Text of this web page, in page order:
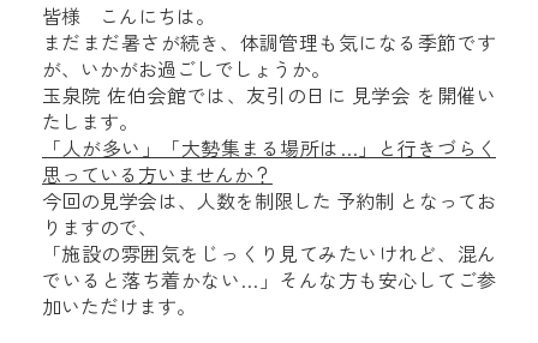
皆様 こんにちは。
まだまだ暑さが続き、体調管理も気になる季節です
が、いかがお過ごしでしょうか。
玉泉院 佐伯会館では、友引の日に 見学会 を開催い
たします。
「人が多い」「大勢集まる場所は…」と行きづらく
思っている方いませんか？
今回の見学会は、人数を制限した 予約制 となってお
りますので、
「施設の雰囲気をじっくり見てみたいけれど、混ん
でいると落ち着かない…」そんな方も安心してご参
加いただけます。